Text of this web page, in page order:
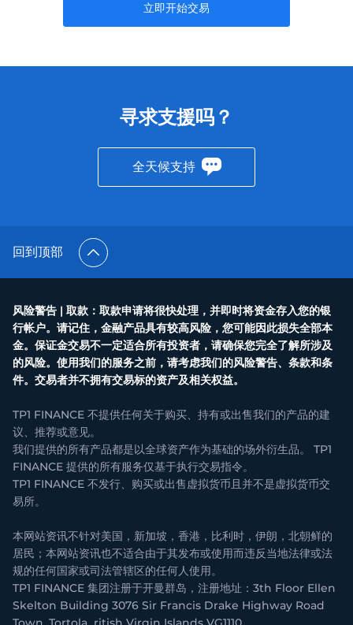
立即开始交易
寻求支援吗？
全天候支持
回到顶部
风险警告 | 取款：取款申请将很快处理，并即时将资金存入您的银
行帐户。请记住，金融产品具有较高风险，您可能因此损失全部本
金。保证金交易不一定适合所有投资者，请确保您完全了解所涉及
的风险。使用我们的服务之前，请考虑我们的风险警告、条款和条
件。交易者并不拥有交易标的资产及相关权益。
TP1 FINANCE 不提供任何关于购买、持有或出售我们的产品的建
议、推荐或意见。
我们提供的所有产品都是以全球资产作为基础的场外衍生品。 TP1
FINANCE 提供的所有服务仅基于执行交易指令。
TP1 FINANCE 不发行、购买或出售虚拟货币且并不是虚拟货币交
易所。
本网站资讯不针对美国，新加坡，香港，比利时，伊朗，北朝鲜的
居民；本网站资讯也不适合由于其发布或使用而违反当地法律或法
规的任何国家或司法管辖区的任何人使用。
TP1 FINANCE 集团注册于开曼群岛，注册地址：3th Floor Ellen
Skelton Building 3076 Sir Francis Drake Highway Road